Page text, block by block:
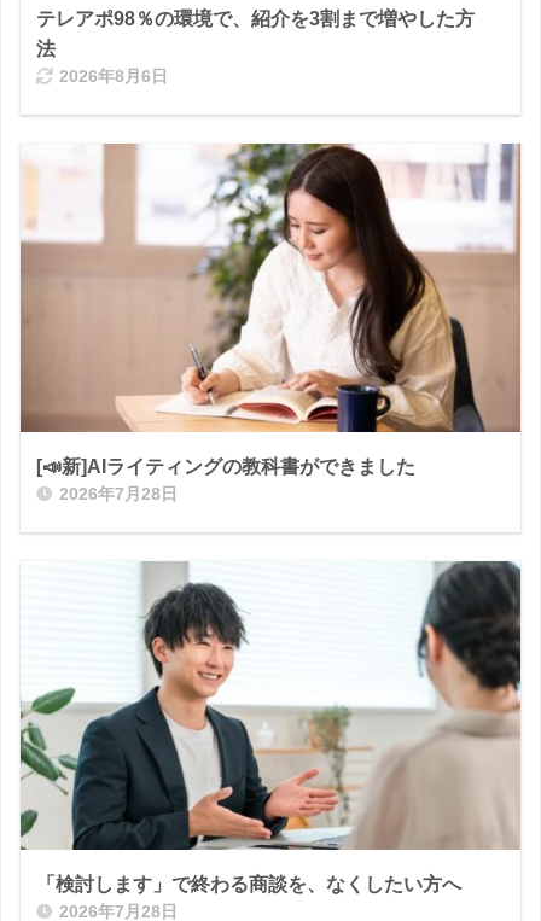
テレアポ98％の環境で、紹介を3割まで増やした方
法
2026年8月6日
[📣新]AIライティングの教科書ができました
2026年7月28日
「検討します」で終わる商談を、なくしたい方へ
2026年7月28日